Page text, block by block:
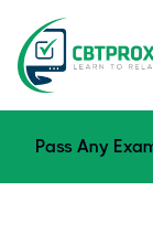
Pass Any